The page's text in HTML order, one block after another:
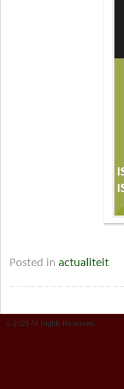
Posted in actualiteit
© 2026 All Rights Reserved.